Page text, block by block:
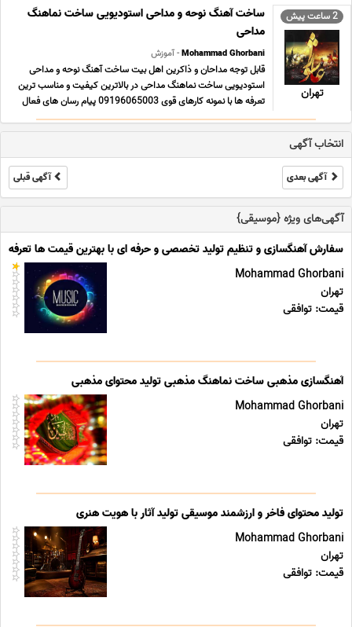
2 ساعت پیش
تهران
ساخت آهنگ نوحه و مداحی استودیویی ساخت نماهنگ
مداحی
Mohammad Ghorbani- آموزش
قابل توجه مداحان و ذاکرین اهل بیت ساخت آهنگ نوحه و مداحی
استودیویی ساخت نماهنگ مداحی در بالاترین کیفیت و مناسب ترین
تعرفه ها با نمونه کارهای قوی 09196065003 پیام رسان های فعال
همین خط تلگرام روبیکا ایتا بله سروش در صورت تمایل به ارتباط از
طریق آیدی همه پیام رسان ها با آیدی Mgh ... ...
انتخاب آگهی
آگهی بعدی آگهی قبلی
آگهی‌های ویژه {موسیقی}
سفارش آهنگسازی و تنظیم تولید تخصصی و حرفه ای با بهترین قیمت ها تعرفه
Mohammad Ghorbani
تهران
قیمت: توافقی
آهنگسازی مذهبی ساخت نماهنگ مذهبی تولید محتوای مذهبی
Mohammad Ghorbani
تهران
قیمت: توافقی
تولید محتوای فاخر و ارزشمند موسیقی تولید آثار با هویت هنری
Mohammad Ghorbani
تهران
قیمت: توافقی